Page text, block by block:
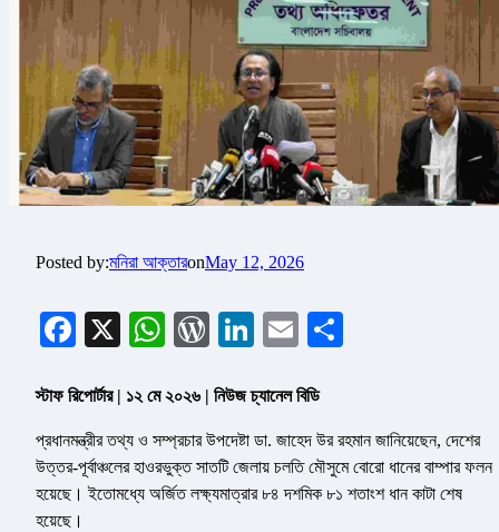
Posted by:মনিরা আক্তারonMay 12, 2026
Facebook
X WhatsApp
WordPress
LinkedIn
Email
স্টাফ রিপোর্টার | ১২ মে ২০২৬ | নিউজ চ্যানেল বিডি
প্রধানমন্ত্রীর তথ্য ও সম্প্রচার উপদেষ্টা ডা. জাহেদ উর রহমান জানিয়েছেন, দেশের
উত্তর-পূর্বাঞ্চলের হাওরভুক্ত সাতটি জেলায় চলতি মৌসুমে বোরো ধানের বাম্পার ফলন
হয়েছে। ইতোমধ্যে অর্জিত লক্ষ্যমাত্রার ৮৪ দশমিক ৮১ শতাংশ ধান কাটা শেষ
হয়েছে।